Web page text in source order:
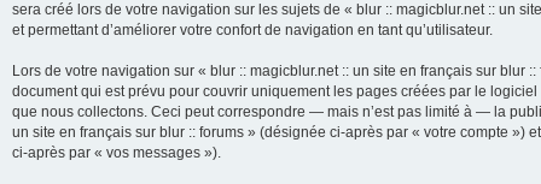
sera créé lors de votre navigation sur les sujets de « blur :: magicblur.net :: un
et permettant d’améliorer votre confort de navigation en tant qu’utilisateur.
Lors de votre navigation sur « blur :: magicblur.net :: un site en français sur
document qui est prévu pour couvrir uniquement les pages créées par le
que nous collectons. Ceci peut correspondre — mais n’est pas limité à — la
un site en français sur blur :: forums » (désignée ci-après par « votre compte
ci-après par « vos messages »).